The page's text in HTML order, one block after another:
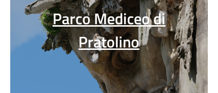
Parco Mediceo di
Pratolino